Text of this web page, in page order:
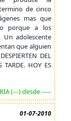
de cinco
mas que
porque a los
Un adolescente
que alguien
DEL
TARDE. HOY ES
(---) desde -----
01-07-2010